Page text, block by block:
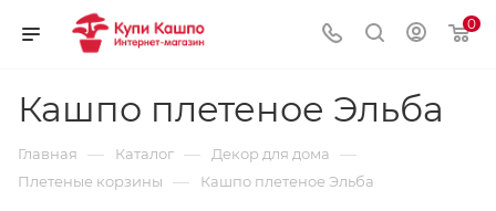
0
Кашпо плетеное Эльба
Главная — Каталог — Декор для дома —
Плетеные корзины — Кашпо плетеное Эльба